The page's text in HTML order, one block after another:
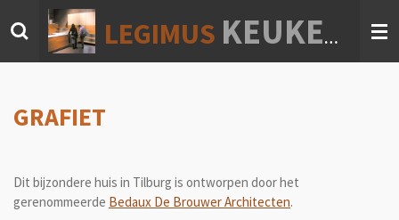
direct
LEGIMUS KEUKEN & INTERIEUR
GRAFIET
Dit bijzondere huis in Tilburg is ontworpen door het
gerenommeerde Bedaux De Brouwer Architecten.